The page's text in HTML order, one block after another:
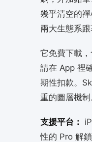
幾乎清空的
兩大生態系跟
它免費下載
請在 App 裡
期性扣款。
重的圖層機
支援平台：
性的 Pro 解鎖